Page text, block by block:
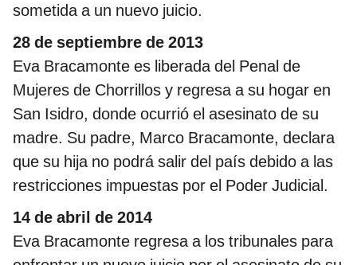
sometida a un nuevo juicio.
28 de septiembre de 2013
Eva Bracamonte es liberada del Penal de
Mujeres de Chorrillos y regresa a su hogar en
San Isidro, donde ocurrió el asesinato de su
madre. Su padre, Marco Bracamonte, declara
que su hija no podrá salir del país debido a las
restricciones impuestas por el Poder Judicial.
14 de abril de 2014
Eva Bracamonte regresa a los tribunales para